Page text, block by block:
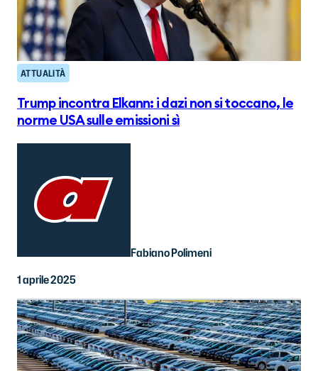
ATTUALITÀ
Trump incontra Elkann: i dazi non si toccano, le
norme USA sulle emissioni sì
Fabiano Polimeni
1 aprile 2025